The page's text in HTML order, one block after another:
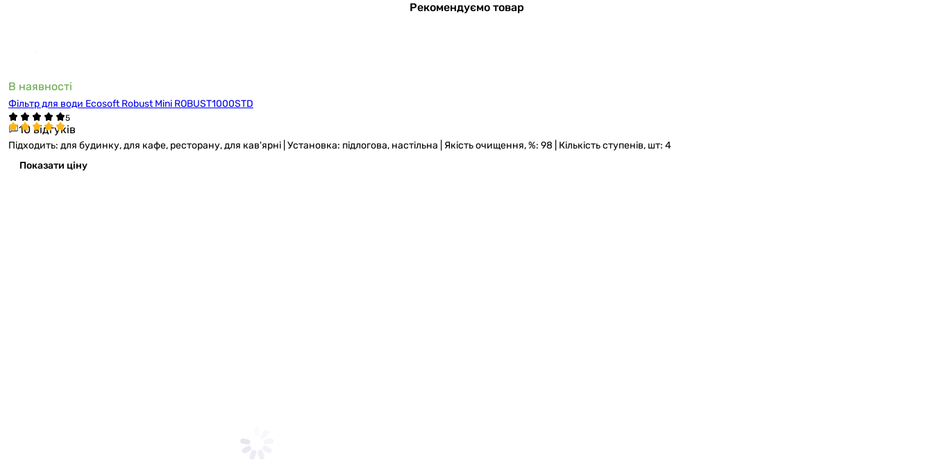
Рекомендуємо товар
В наявності
Фільтр для води Ecosoft Robust Mini ROBUST1000STD
10 відгуків
Підходить: для будинку, для кафе, ресторану, для кав'ярні | Установка: підлогова, настільна | Якість очищення, %: 98 | Кількість ступенів, шт: 4
Показати ціну